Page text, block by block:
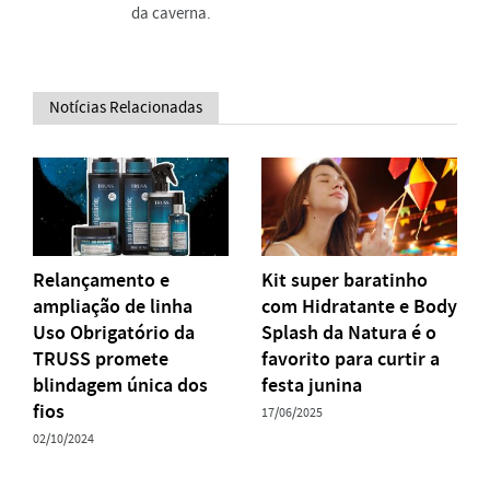
da caverna.
Notícias Relacionadas
Relançamento e
ampliação de linha
Uso Obrigatório da
TRUSS promete
blindagem única dos
fios
02/10/2024
Kit super baratinho
com Hidratante e Body
Splash da Natura é o
favorito para curtir a
festa junina
17/06/2025